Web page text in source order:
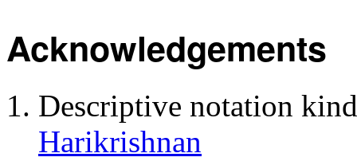
Acknowledgements
Descriptive notation
Harikrishnan